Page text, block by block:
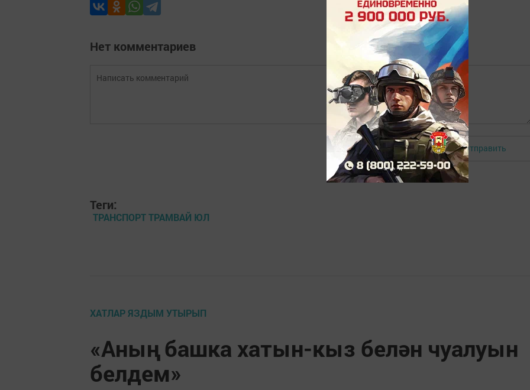
Нет комментариев
Авторизоваться Отправить
Теги:
ТРАНСПОРТ ТРАМВАЙ ЮЛ
ХАТЛАР ЯЗДЫМ УТЫРЫП
«Аның башка хатын-кыз белән чуалуын
белдем»